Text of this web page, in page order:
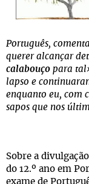
Português,
querer alcançar
calabouço para
lapso e
enquanto eu, com
sapos que nos
Sobre a
do 12.º ano em
exame de